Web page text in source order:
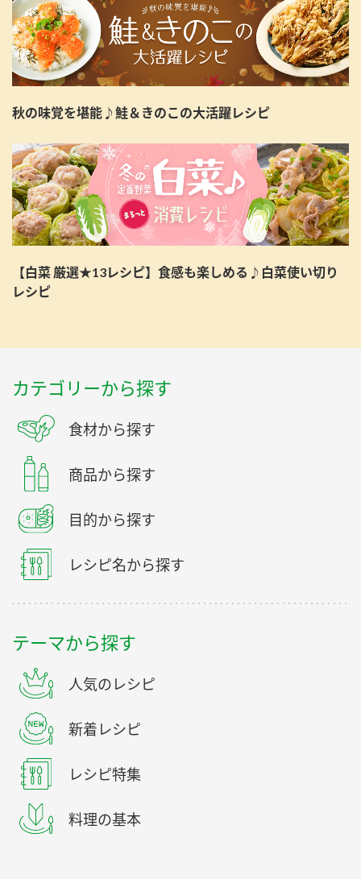
秋の味覚を堪能♪鮭＆きのこの大活躍レシピ
【白菜 厳選★13レシピ】食感も楽しめる♪白菜使い切り
レシピ
カテゴリーから探す
食材から探す
商品から探す
目的から探す
レシピ名から探す
テーマから探す
人気のレシピ
新着レシピ
レシピ特集
料理の基本